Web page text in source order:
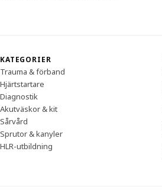
KATEGORIER
Trauma & förband
Hjärtstartare
Diagnostik
Akutväskor & kit
Sårvård
Sprutor & kanyler
HLR-utbildning